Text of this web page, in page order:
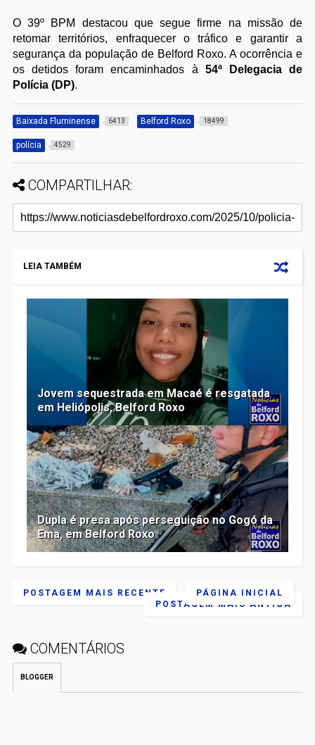
O 39º BPM destacou que segue firme na missão de
retomar territórios, enfraquecer o tráfico e garantir a
segurança da população de Belford Roxo. A ocorrência e
os detidos foram encaminhados à 54ª Delegacia de
Polícia (DP).
Baixada Fluminense 6413 Belford Roxo 18499
polícia 4529
COMPARTILHAR:
LEIA TAMBÉM
Jovem sequestrada em Macaé é resgatada
em Heliópolis, Belford Roxo
Dupla é presa após perseguição no Gogó da
Ema, em Belford Roxo
POSTAGEM MAIS RECENTE
POSTAGEM MAIS ANTIGA
PÁGINA INICIAL
COMENTÁRIOS
BLOGGER